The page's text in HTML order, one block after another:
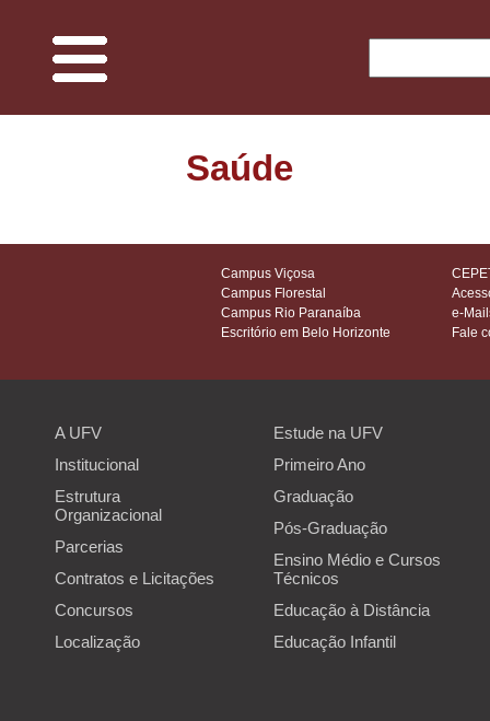
Espaços e ciências
Edificações do Campus
Fauna
Flora
Localização
Saúde
Campus Viçosa
Campus Florestal
Campus Rio Paranaíba
Escritório em Belo Horizonte
e-
Fale
A UFV
Institucional
Estrutura
Organizacional
Parcerias
Contratos e Licitações
Concursos
Localização
Estude na UFV
Primeiro Ano
Graduação
Pós-Graduação
Ensino Médio e Cursos
Técnicos
Educação à Distância
Educação Infantil